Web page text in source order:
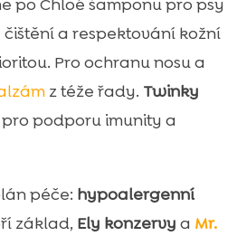
po Chloé šamponu pro psy
čištění a respektování kožní
Pro ochranu nosu a
z téže řady. Twinky
podporu imunity a
péče: hypoalergenní
základ, Ely konzervy a Mr.